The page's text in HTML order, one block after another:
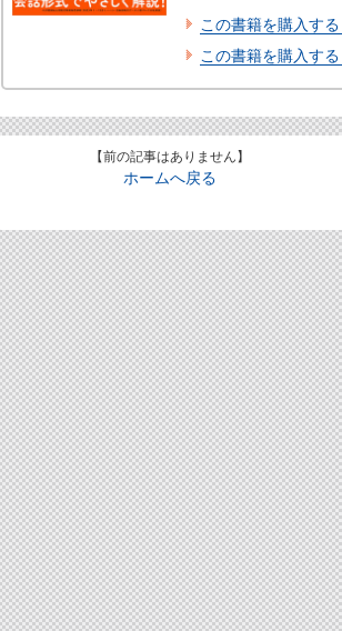
この書籍を購入する
この書籍を購入する
【前の記事はありません】
ホームへ戻る